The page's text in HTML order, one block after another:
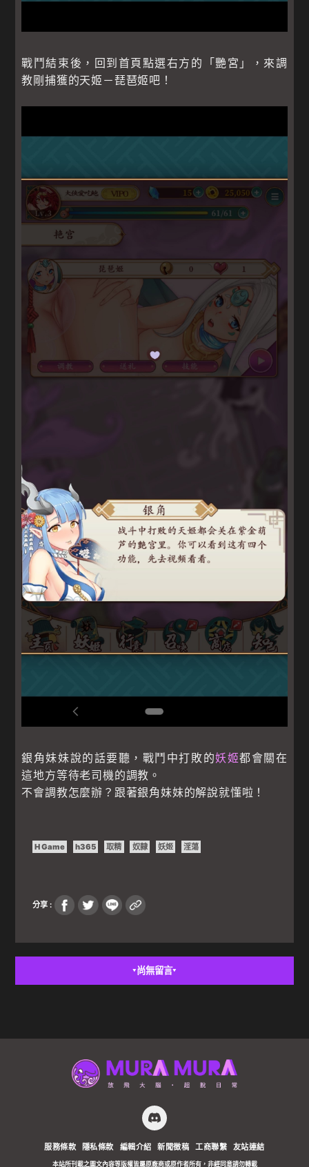
戰鬥結束後，回到首頁點選右方的「艷宮」，來調
教剛捕獲的天姬－琵琶姬吧！
銀角妹妹說的話要聽，戰鬥中打敗的妖姬都會關在
這地方等待老司機的調教。
不會調教怎麼辦？跟著銀角妹妹的解說就懂啦！
H Game h365 取精 奴隸 妖姬 淫蕩
分享 :
▼ 尚無留言▼
服務條款 隱私條款 編輯介紹 新聞徵稿 工商聯繫 友站連結
本站所刊載之圖文內容等版權皆屬原廠商或原作者所有，非經同意請勿轉載